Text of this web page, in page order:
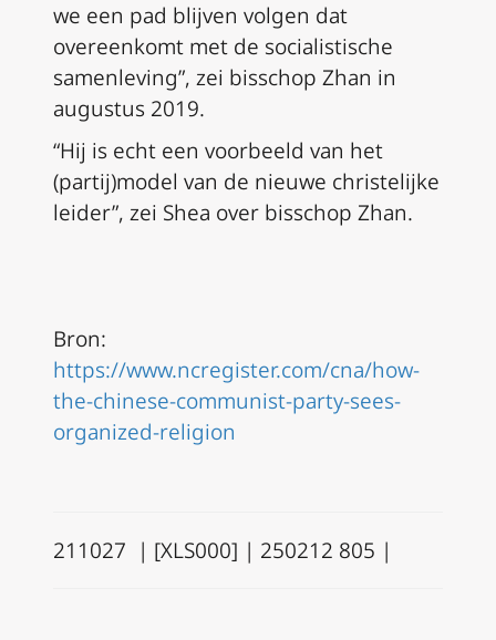
we een pad blijven volgen dat
overeenkomt met de socialistische
samenleving”, zei bisschop Zhan in
augustus 2019.
“Hij is echt een voorbeeld van het
(partij)model van de nieuwe christelijke
leider”, zei Shea over bisschop Zhan.
Bron:
https://www.ncregister.com/cna/how-
the-chinese-communist-party-sees-
organized-religion
211027 | [XLS000] | 250212 805 |